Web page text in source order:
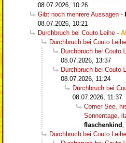
08.07.2026, 10:26
Gibt noch mehrere Aussagen -
08.07.2026, 10:21
Durchbruch bei Couto Leihe -
Durchbruch bei Couto Leihe
Durchbruch bei Couto
08.07.2026, 13:37
Durchbruch bei Couto
08.07.2026, 11:24
Durchbruch bei
08.07.2026, 11:37
Comer See,
Sonnentage,
flaschenkind
Durchbruch bei Couto Leihe